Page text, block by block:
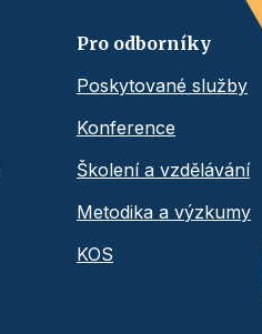
Pro odborníky
Poskytované služby
Konference
Školení a vzdělávání
Metodika a výzkumy
KOS